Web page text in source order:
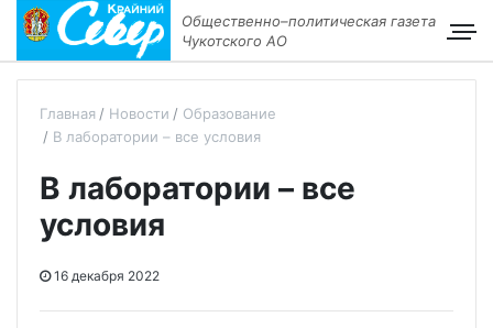
Общественно–политическая газета
Чукотского АО
Главная Новости
Образование
В лаборатории – все условия
В лаборатории – все
условия
16 декабря 2022